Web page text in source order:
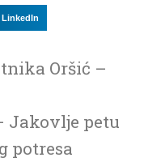
LinkedIn
Oršić –
Jakovlje petu
potresa